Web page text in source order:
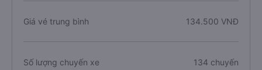
Giá vé trung bình 134.500 VNĐ
Số lượng chuyến xe 134 chuyến